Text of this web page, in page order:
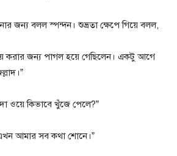
জন্য বলল স্পন্দন। শুভ্রতা ক্ষেপে গিয়ে বলল,
করার জন্য পাগল হয়ে গেছিলেন। একটু আগে
দা ওয়ে কিভাবে খুঁজে পেলে?”
আমার সব কথা শোনে।”